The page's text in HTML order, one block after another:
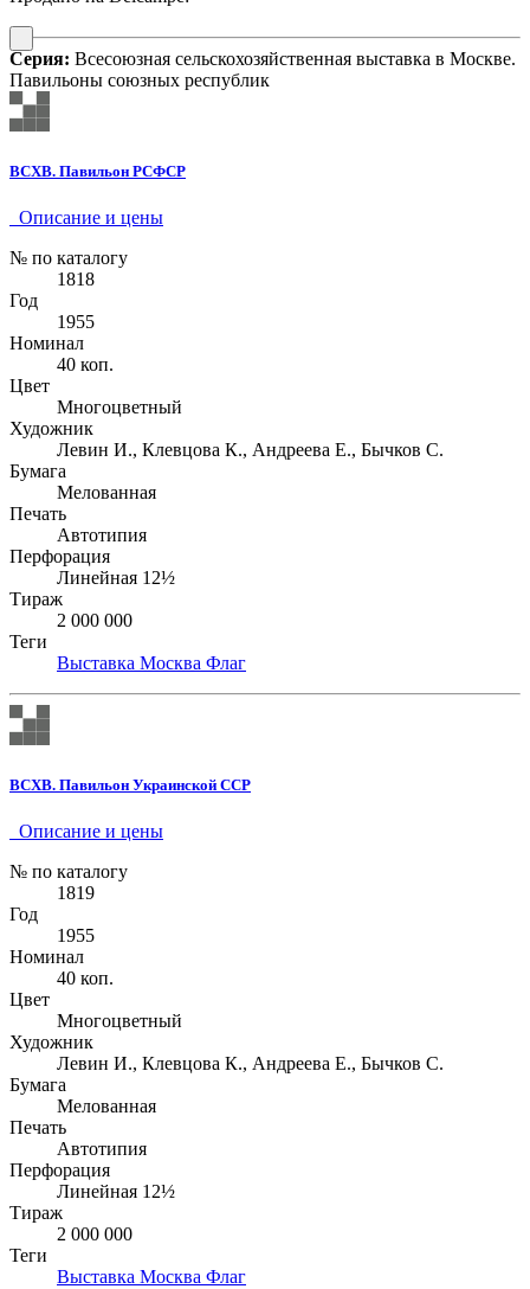
Серия: Всесоюзная сельскохозяйственная выставка в Москве.
Павильоны союзных республик
ВСХВ. Павильон РСФСР
Описание и цены
№ по каталогу
1818
Год
1955
Номинал
40 коп.
Цвет
Многоцветный
Художник
Левин И., Клевцова К., Андреева Е., Бычков С.
Бумага
Мелованная
Печать
Автотипия
Перфорация
Линейная 12½
Тираж
2 000 000
Теги
Выставка Москва Флаг
ВСХВ. Павильон Украинской ССР
Описание и цены
№ по каталогу
1819
Год
1955
Номинал
40 коп.
Цвет
Многоцветный
Художник
Левин И., Клевцова К., Андреева Е., Бычков С.
Бумага
Мелованная
Печать
Автотипия
Перфорация
Линейная 12½
Тираж
2 000 000
Теги
Выставка Москва Флаг